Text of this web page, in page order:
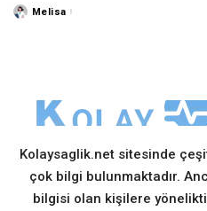
PostedMelisa
Kolaysaglik.net sitesinde
çok bilgi bulunmaktadır.
bilgisi olan kişilere